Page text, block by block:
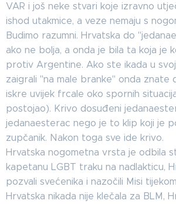
VAR i još neke stvari koje izravno
ishod utakmice, a veze nemaju s
Budimo razumni. Hrvatska do
ako ne bolja, a onda je bila ta koja je
protiv Argentine. Ako ste ikada u
zaigrali "na male branke" onda znate
iskre uvijek frcale oko spornih
postojao). Krivo dosuđeni
jedanaesterac nego je to klip koji je
zupčanik. Nakon toga sve ide krivo.
Hrvatska nogometna vrsta je odbila
kapetanu LGBT traku na nadlakticu,
pozvali svećenika i nazočili Misi
Hrvatska nikada nije klečala za BLM,